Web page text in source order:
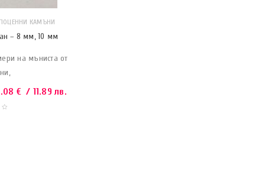
КАМЪНИ
– 8 мм, 10 мм
на мъниста от
€ / 11.89 лв.